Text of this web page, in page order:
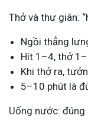
Thở và thư giãn:
Ngồi thẳng
Hít 1–4, thở
Khi thở ra,
5–10 phút là
Uống nước: đúng